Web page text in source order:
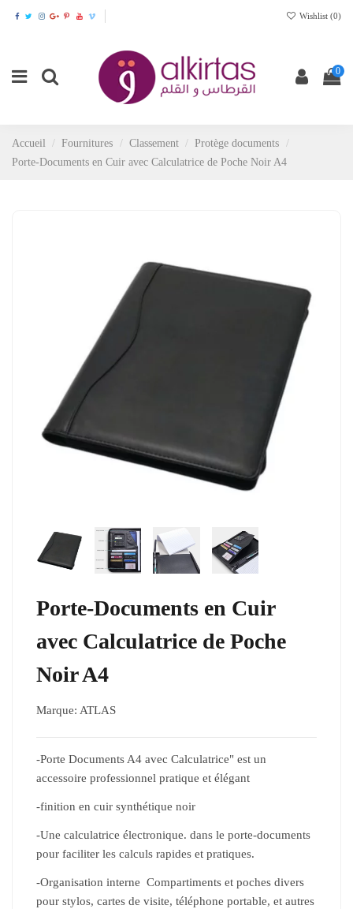
Wishlist (0)
0
Accueil Fournitures Classement
Protège documents
Porte-Documents en Cuir avec Calculatrice de Poche Noir A4
Porte-Documents en Cuir
avec Calculatrice de Poche
Noir A4
Marque: ATLAS
-Porte Documents A4 avec Calculatrice" est un
accessoire professionnel pratique et élégant
-finition en cuir synthétique noir
-Une calculatrice électronique. dans le porte-documents
pour faciliter les calculs rapides et pratiques.
-Organisation interne Compartiments et poches divers
pour stylos, cartes de visite, téléphone portable, et autres